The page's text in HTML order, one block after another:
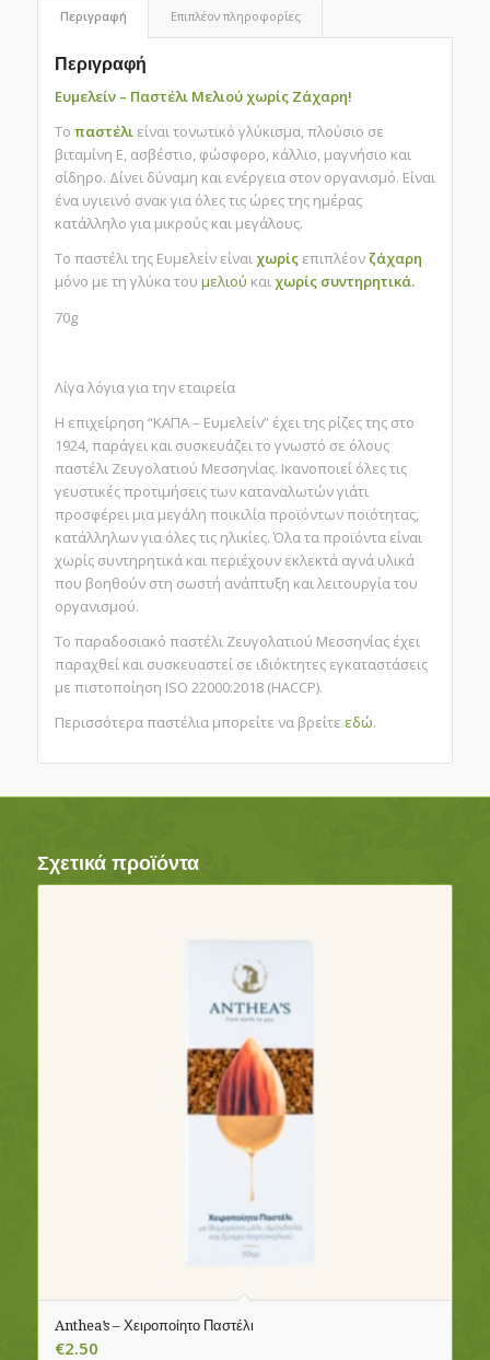
Περιγραφή Επιπλέον πληροφορίες
Περιγραφή
Ευμελείν – Παστέλι Μελιού χωρίς Ζάχαρη!
Το παστέλιείναι τονωτικό γλύκισμα, πλούσιο σε
βιταμίνη Ε, ασβέστιο, φώσφορο, κάλλιο, μαγνήσιο και
σίδηρο. Δίνει δύναμη και ενέργεια στον οργανισμό. Είναι
ένα υγιεινό σνακ για όλες τις ώρες της ημέρας
κατάλληλο για μικρούς και μεγάλους.
Το παστέλι της Ευμελείν είναι χωρίςεπιπλέον ζάχαρη
μόνο με τη γλύκα του μελιού και χωρίς συντηρητικά.
70g
Λίγα λόγια για την εταιρεία
Η επιχείρηση “ΚΑΠΑ – Ευμελείν” έχει της ρίζες της στο
1924, παράγει και συσκευάζει το γνωστό σε όλους
παστέλι Ζευγολατιού Μεσσηνίας. Ικανοποιεί όλες τις
γευστικές προτιμήσεις των καταναλωτών γιάτι
προσφέρει μια μεγάλη ποικιλία προϊόντων ποιότητας,
κατάλληλων για όλες τις ηλικίες. Όλα τα προϊόντα είναι
χωρίς συντηρητικά και περιέχουν εκλεκτά αγνά υλικά
που βοηθούν στη σωστή ανάπτυξη και λειτουργία του
οργανισμού.
Το παραδοσιακό παστέλι Ζευγολατιού Μεσσηνίας έχει
παραχθεί και συσκευαστεί σε ιδιόκτητες εγκαταστάσεις
με πιστοποίηση ISO 22000:2018 (HACCP).
Περισσότερα παστέλια μπορείτε να βρείτε εδώ.
Σχετικά προϊόντα
Anthea’s – Χειροποίητο Παστέλι
€2.50